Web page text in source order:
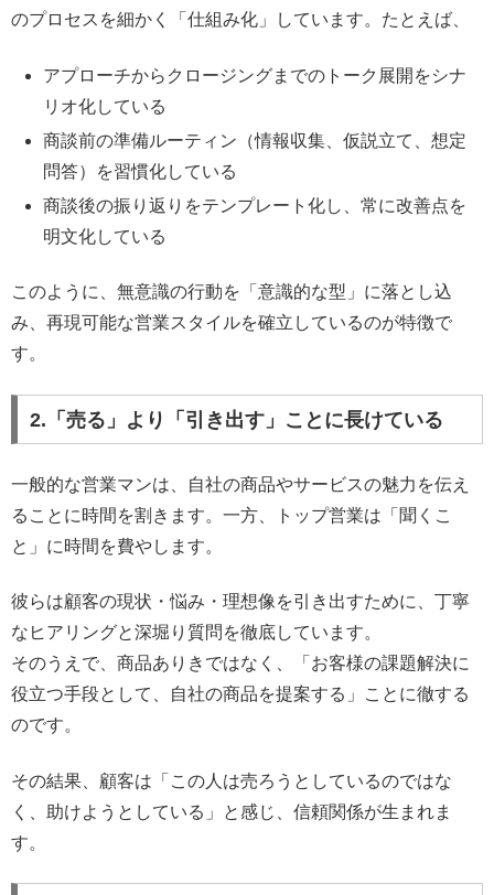
のプロセスを細かく「仕組み化」しています。たとえば、
アプローチからクロージングまでのトーク展開をシナ
リオ化している
商談前の準備ルーティン（情報収集、仮説立て、想定
問答）を習慣化している
商談後の振り返りをテンプレート化し、常に改善点を
明文化している
このように、無意識の行動を「意識的な型」に落とし込
み、再現可能な営業スタイルを確立しているのが特徴で
す。
2.「売る」より「引き出す」ことに長けている
一般的な営業マンは、自社の商品やサービスの魅力を伝え
ることに時間を割きます。一方、トップ営業は「聞くこ
と」に時間を費やします。
彼らは顧客の現状・悩み・理想像を引き出すために、丁寧
なヒアリングと深堀り質問を徹底しています。
そのうえで、商品ありきではなく、「お客様の課題解決に
役立つ手段として、自社の商品を提案する」ことに徹する
のです。
その結果、顧客は「この人は売ろうとしているのではな
く、助けようとしている」と感じ、信頼関係が生まれま
す。